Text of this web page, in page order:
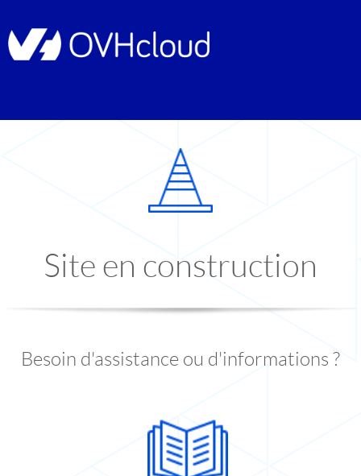
Site en construction
Besoin d'assistance ou d'informations ?